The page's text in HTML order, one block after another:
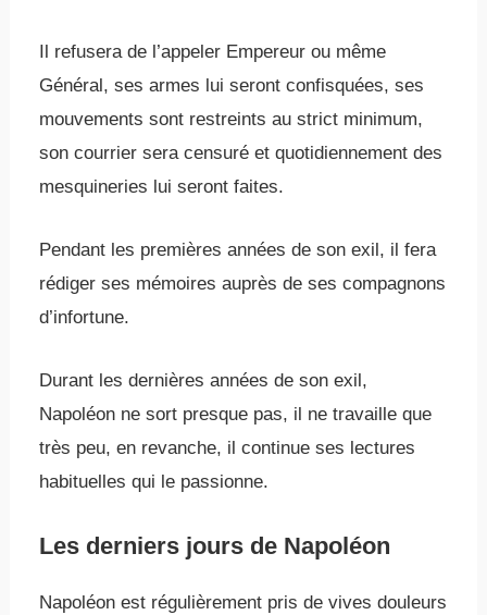
Il refusera de l’appeler Empereur ou même
Général, ses armes lui seront confisquées, ses
mouvements sont restreints au strict minimum,
son courrier sera censuré et quotidiennement des
mesquineries lui seront faites.
Pendant les premières années de son exil, il fera
rédiger ses mémoires auprès de ses compagnons
d’infortune.
Durant les dernières années de son exil,
Napoléon ne sort presque pas, il ne travaille que
très peu, en revanche, il continue ses lectures
habituelles qui le passionne.
Les derniers jours de Napoléon
Napoléon est régulièrement pris de vives douleurs